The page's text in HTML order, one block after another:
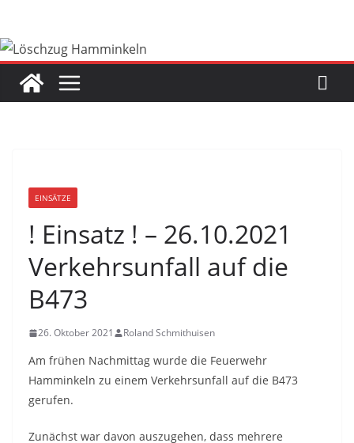
springen
EINSÄTZE
! Einsatz ! – 26.10.2021
Verkehrsunfall auf die
B473
26. Oktober 2021 Roland Schmithuisen
Am frühen Nachmittag wurde die Feuerwehr
Hamminkeln zu einem Verkehrsunfall auf die B473
gerufen.
Zunächst war davon auszugehen, dass mehrere